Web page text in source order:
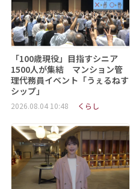
「100歳現役」目指すシニア
1500人が集結 マンション管
理代務員イベント「うぇるねす
シップ」
2026.08.04 10:48 くらし